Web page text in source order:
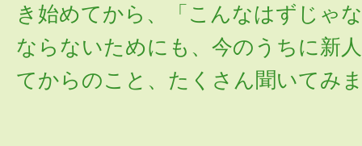
き始めてから、「こんなはずじゃ
ならないためにも、今のうちに新
てからのこと、たくさん聞いてみ